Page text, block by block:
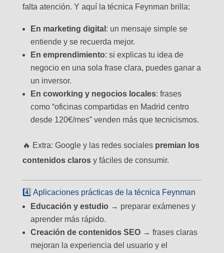
falta atención. Y aquí la técnica Feynman brilla:
En marketing digital : un mensaje simple se
entiende y se recuerda mejor.
En emprendimiento: si explicas tu idea de
negocio en una sola frase clara, puedes ganar a
un inversor.
En coworking y negocios locales: frases
como “oficinas compartidas en Madrid centro
desde 120€/mes” venden más que tecnicismos.
🔥 Extra: Google y las redes sociales premian los
contenidos clarosy fáciles de consumir.
4️⃣ Aplicaciones prácticas de la técnica Feynman
Educación y estudio → preparar exámenes y
aprender más rápido.
Creación de contenidos SEO→ frases claras
mejoran la experiencia del usuario y el